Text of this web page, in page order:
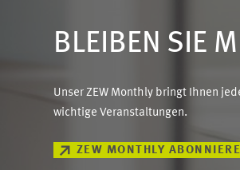
BLEIBEN SIE
Unser ZEW Monthly bringt Ihnen
wichtige Veranstaltungen.
ZEW MONTHLY